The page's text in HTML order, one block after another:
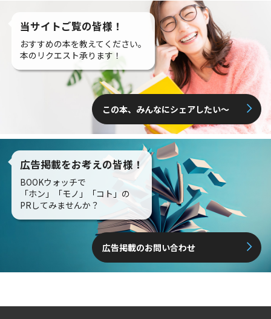
当サイトご覧の皆様！
おすすめの本を教えてください。
本のリクエスト承ります！
この本、みんなにシェアしたい〜
広告掲載をお考えの皆様！
BOOKウォッチで
「ホン」「モノ」「コト」の
PRしてみませんか？
広告掲載のお問い合わせ